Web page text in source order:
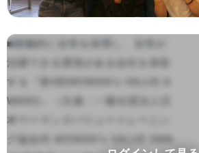
■積極的に女性を採用し、女性が
活躍できる環境がある会社を表彰
する『第4回WOMAN’s VALUE A
WARD』（主催：一般社団法人日
本ウーマンズバリュートレーニン
グ協会内 WOMAN’s VALUE AWA